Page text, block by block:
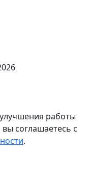
работы
соглашаетесь с
.